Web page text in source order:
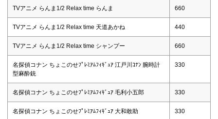
TVアニメ らんま1/2 Relax time らんま 660
TVアニメ らんま1/2 Relax time 天道あかね 440
TVアニメ らんま1/2 Relax time シャンプー 660
名探偵コナン ちょこのせﾌﾟﾚﾐｱﾑﾌｨｷﾞｭｱ 江戸川ｺﾅﾝ 腕時計
型麻酔銃
330
名探偵コナン ちょこのせﾌﾟﾚﾐｱﾑﾌｨｷﾞｭｱ 毛利小五郎 330
名探偵コナン ちょこのせﾌﾟﾚﾐｱﾑﾌｨｷﾞｭｱ 大和敢助 330